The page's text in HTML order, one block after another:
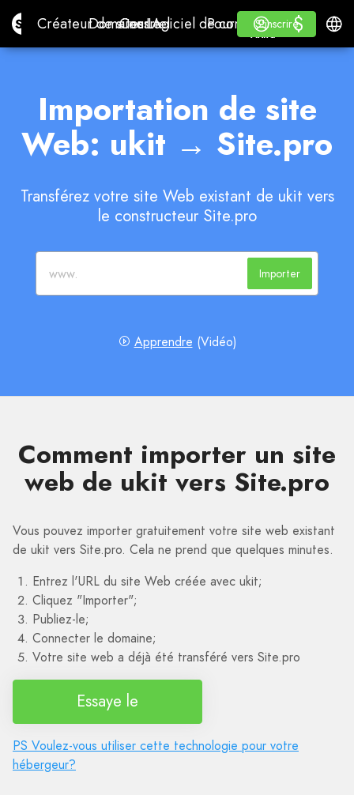
Site.proCréateur de sites IA
Créateur de sites IA
Domaines
Domaines
Courriel
CourrielLogiciel de comptabilité
Logiciel de comptabilité
Pour les
Pour les revendeurs
MARQUE BLANCHE
Apprendre
Apprendre
S'inscrire
S'inscrire
Se connecter
$
$
Importation de site
Web: ukit → Site.pro
Transférez votre site Web existant de ukit vers
le constructeur Site.pro
Importer
Apprendre (Vidéo)
Comment importer un site
web de ukit vers Site.pro
Vous pouvez importer gratuitement votre site web existant
de ukit vers Site.pro. Cela ne prend que quelques minutes.
Entrez l'URL du site Web créée avec ukit;
Cliquez "Importer";
Publiez-le;
Connecter le domaine;
Votre site web a déjà été transféré vers Site.pro
Essaye le
PS Voulez-vous utiliser cette technologie pour votre
hébergeur?